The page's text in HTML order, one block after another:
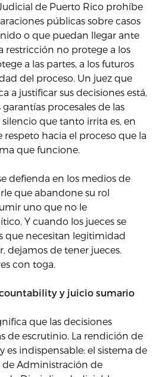
de Puerto Rico prohíbe
públicas sobre casos
o que puedan llegar ante
restricción no protege a los
a las partes, a los futuros
del proceso. Un juez que
a justificar sus decisiones está,
procesales de las
que tanto irrita es, en
hacia el proceso que la
que funcione.
defienda en los medios de
que abandone su rol
uno que no le
Y cuando los jueces se
que necesitan legitimidad
dejamos de tener jueces.
con toga.
y juicio sumario
que las decisiones
de escrutinio. La rendición de
es indispensable: el sistema de
de Administración de